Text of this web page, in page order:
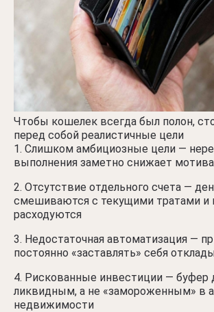
Чтобы кошелек всегда был полон,
перед собой реалистичные цели
Слишком амбициозные цели —
выполнения заметно снижает
Отсутствие отдельного счета —
смешиваются с текущими тратами и
расходуются
Недостаточная автоматизация —
постоянно «заставлять» себя
Рискованные инвестиции — буфер
ликвидным, а не «замороженным» в
недвижимости